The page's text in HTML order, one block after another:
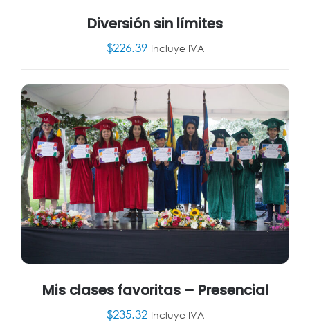
AÑADIR AL CARRITO DETALLES
Diversión sin límites
$226.39 Incluye IVA
Mis clases favoritas – Presencial
$235.32 Incluye IVA